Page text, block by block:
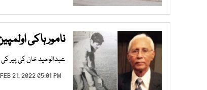
نامور ہاکی
عبدالوحید خان کی پیر
21, 2022 05:01 PM |